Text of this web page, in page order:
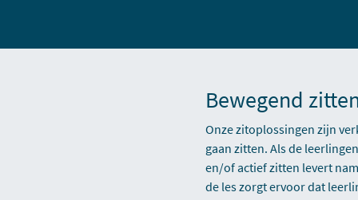
Bewegend
Onze zitoplossingen zijn
gaan zitten. Als de
en/of actief zitten levert
de les zorgt ervoor dat